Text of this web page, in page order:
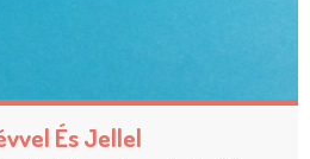
És Jellel